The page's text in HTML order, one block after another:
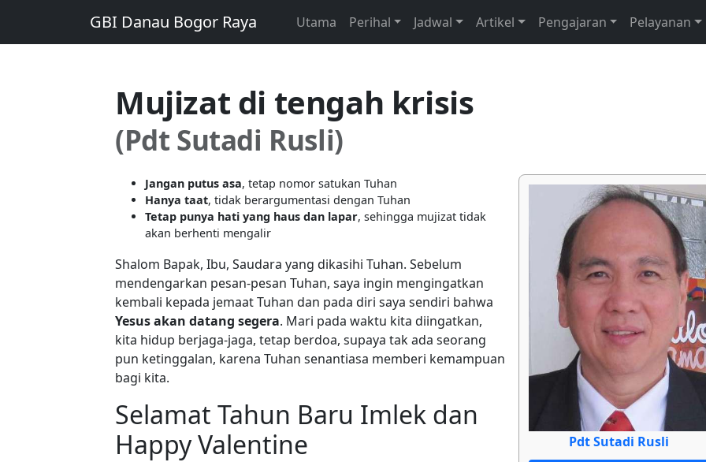
GBI Danau Bogor Raya Utama Perihal Jadwal Artikel Pengajaran Pelayanan
Mujizat di tengah krisis
(Pdt Sutadi Rusli)
Pdt Sutadi Rusli
Jangan putus asa, tetap nomor satukan Tuhan
Hanya taat, tidak berargumentasi dengan Tuhan
Tetap punya hati yang haus dan lapar, sehingga mujizat tidak
akan berhenti mengalir
Shalom Bapak, Ibu, Saudara yang dikasihi Tuhan. Sebelum
mendengarkan pesan-pesan Tuhan, saya ingin mengingatkan
kembali kepada jemaat Tuhan dan pada diri saya sendiri bahwa
Yesus akan datang segera. Mari pada waktu kita diingatkan,
kita hidup berjaga-jaga, tetap berdoa, supaya tak ada seorang
pun ketinggalan, karena Tuhan senantiasa memberi kemampuan
bagi kita.
Selamat Tahun Baru Imlek dan
Happy Valentine